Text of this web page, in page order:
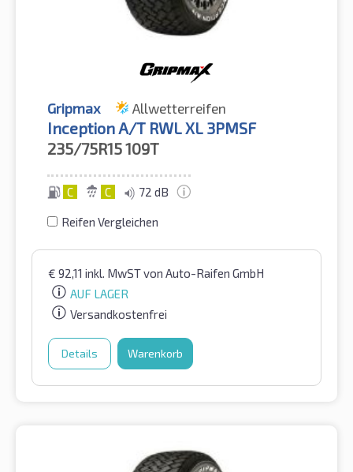
Gripmax Allwetterreifen
Inception A/T RWL XL 3PMSF
235/75R15109T
C C 72 dB
Reifen Vergleichen
€ 92,11 inkl. MwSTvon Auto-Raifen GmbH
AUF LAGER
Versandkostenfrei
Details Warenkorb